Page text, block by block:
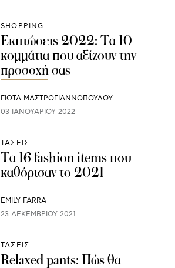
SHOPPING
Εκπτώσεις 2022: Τα 10
κομμάτια που αξίζουν την
προσοχή σας
ΓΙΩΤΑ ΜΑΣΤΡΟΓΙΑΝΝΟΠΟΥΛΟΥ
03 ΙΑΝΟΥΑΡΊΟΥ 2022
ΤΑΣΕΙΣ
Τα 16 fashion items που
καθόρισαν το 2021
EMILY FARRA
23 ΔΕΚΕΜΒΡΊΟΥ 2021
ΤΑΣΕΙΣ
Relaxed pants: Πώς θα